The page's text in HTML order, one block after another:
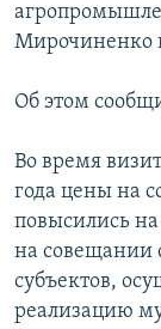
Мирочиненко
Об этом
Во время
года цены на
повысились
на совещании
субъектов,
реализацию